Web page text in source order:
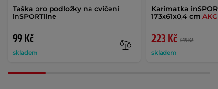
Taška pro podložky na cvičení
inSPORTline
99 Kč
skladem
Karimatka
173x61x0,4 cm
223 Kč 649 Kč
skladem